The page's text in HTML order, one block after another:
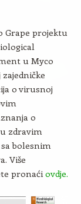
Grape projektu
u Myco
o virusnoj
o
zdravim
bolesnim
Više
pronaći ovdje.